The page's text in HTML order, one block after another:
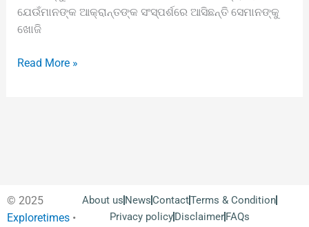
ଯେଉଁମାନଙ୍କ ଆକ୍ରାନ୍ତଙ୍କ ସଂସ୍ପର୍ଶରେ ଆସିଛନ୍ତି ସେମାନଙ୍କୁ
ଖୋଜି
Read More »
© 2025
Exploretimes •
About us NewsContactTerms & Condition
Privacy policyDisclaimerFAQs